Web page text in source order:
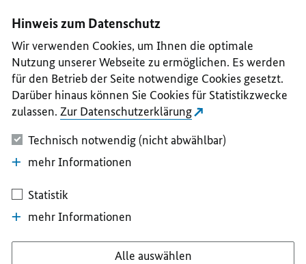
II
III
IV
V
Hinweis zum Datenschutz
Wir verwenden Cookies, um Ihnen die optimale
Nutzung unserer Webseite zu ermöglichen. Es werden
für den Betrieb der Seite notwendige Cookies gesetzt.
Darüber hinaus können Sie Cookies für Statistikzwecke
zulassen. Zur Datenschutzerklärung
Technisch notwendig (nicht abwählbar)
mehr Informationen
Statistik
mehr Informationen
Alle auswählen